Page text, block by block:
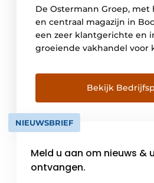
De Ostermann Groep,
en centraal magazijn in
een zeer klantgerichte en
groeiende vakhandel voor
Ostermann marktleider in
gaat om kantenband,
inbouwartikelen en
werkplaatsbenodigdheden.
in Duitsland en de
Bekijk
NIEUWSBRIEF
Meld u aan om nieuws &
ontvangen.